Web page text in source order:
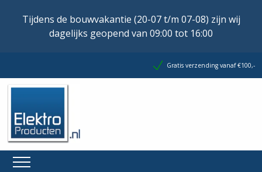
Tijdens de bouwvakantie (20-07 t/m 07-08) zijn wij
dagelijks geopend van 09:00 tot 16:00
Gratis verzending vanaf €100,-